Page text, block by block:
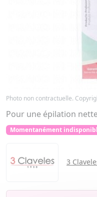
Photo non contractuelle.
Pour une épilation
Momentanément
3